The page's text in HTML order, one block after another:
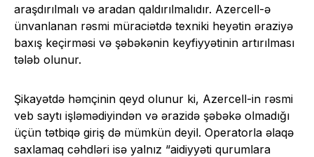
araşdırılmalı və aradan qaldırılmalıdır. Azercell-ə
ünvanlanan rəsmi müraciətdə texniki heyətin əraziyə
baxış keçirməsi və şəbəkənin keyfiyyətinin artırılması
tələb olunur.
Şikayətdə həmçinin qeyd olunur ki, Azercell-in rəsmi
veb saytı işləmədiyindən və ərazidə şəbəkə olmadığı
üçün tətbiqə giriş də mümkün deyil. Operatorla əlaqə
saxlamaq cəhdləri isə yalnız “aidiyyəti qurumlara